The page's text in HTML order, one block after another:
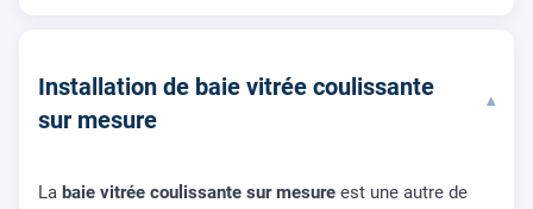
Installation de baie vitrée coulissante
sur mesure
▾
La baie vitrée coulissante sur mesure est une autre de